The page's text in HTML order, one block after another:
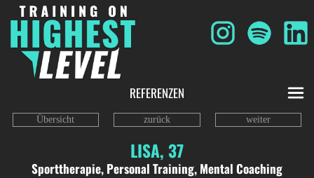
REFERENZEN
Übersicht zurück weiter
LISA, 37
Sporttherapie, Personal Training, Mental Coaching